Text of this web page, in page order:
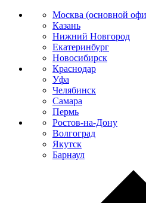
Москва (основной
Казань
Нижний Новгород
Екатеринбург
Новосибирск
Краснодар
Уфа
Челябинск
Самара
Пермь
Ростов-на-Дону
Волгоград
Якутск
Барнаул